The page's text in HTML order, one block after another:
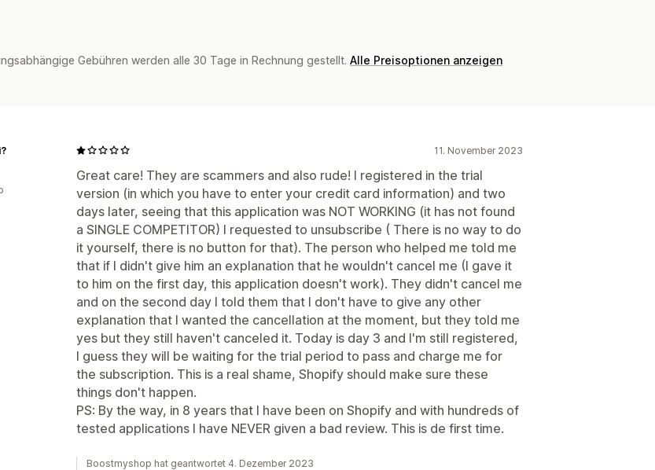
Gebühren werden alle 30 Tage in Rechnung gestellt. Alle Preisoptionen anzeigen
11. November 2023
Great care! They are scammers and also rude! I registered in the trial
version (in which you have to enter your credit card information) and two
days later, seeing that this application was NOT WORKING (it has not found
a SINGLE COMPETITOR) I requested to unsubscribe ( There is no way to do
it yourself, there is no button for that). The person who helped me told me
that if I didn't give him an explanation that he wouldn't cancel me (I gave it
to him on the first day, this application doesn't work). They didn't cancel me
and on the second day I told them that I don't have to give any other
explanation that I wanted the cancellation at the moment, but they told me
yes but they still haven't canceled it. Today is day 3 and I'm still registered,
I guess they will be waiting for the trial period to pass and charge me for
the subscription. This is a real shame, Shopify should make sure these
things don't happen.
PS: By the way, in 8 years that I have been on Shopify and with hundreds of
tested applications I have NEVER given a bad review. This is de first time.
Boostmyshop hat geantwortet 4. Dezember 2023